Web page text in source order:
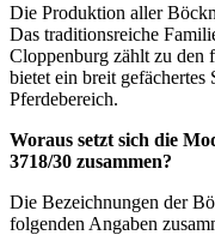
Die Produktion aller
Das traditionsreiche
Cloppenburg zählt zu den
bietet ein breit
Pferdebereich.
Woraus setzt sich die
3718/30 zusammen?
Die Bezeichnungen der
folgenden Angaben